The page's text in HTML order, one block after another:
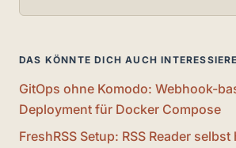
DAS KÖNNTE DICH AUCH
GitOps ohne Komodo: Webhook-
Deployment für Docker Compose
FreshRSS Setup: RSS Reader